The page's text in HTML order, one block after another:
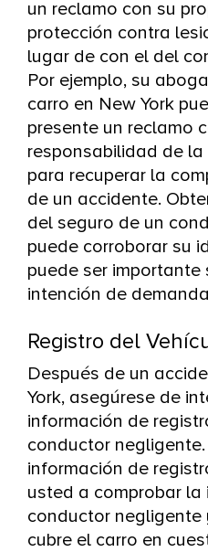
un reclamo con su
protección contra
lugar de con el del
Por ejemplo, su
carro en New York
presente un reclamo
responsabilidad de
para recuperar la
de un accidente.
del seguro de un
puede corroborar su
puede ser importante
intención de
Registro del
Después de un
York, asegúrese de
información de
conductor
información de
usted a comprobar
conductor negligente
cubre el carro en